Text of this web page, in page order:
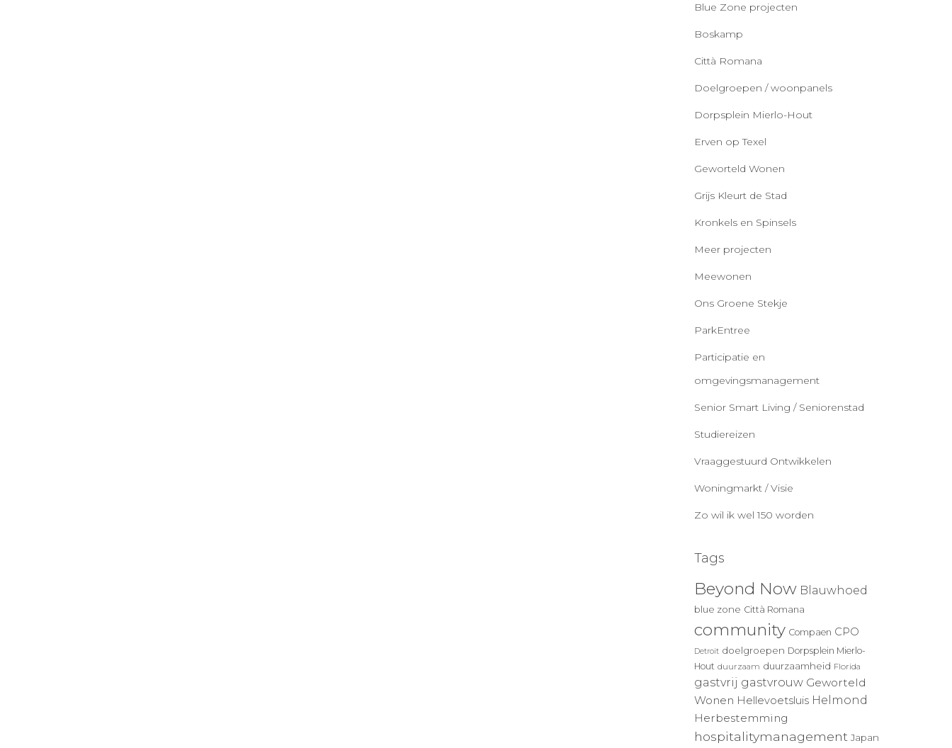
Blue Zone projecten
Boskamp
Città Romana
Doelgroepen / woonpanels
Dorpsplein Mierlo-Hout
Erven op Texel
Geworteld Wonen
Grijs Kleurt de Stad
Kronkels en Spinsels
Meer projecten
Meewonen
Ons Groene Stekje
ParkEntree
Participatie en
omgevingsmanagement
Senior Smart Living / Seniorenstad
Studiereizen
Vraaggestuurd Ontwikkelen
Woningmarkt / Visie
Zo wil ik wel 150 worden
Tags
Beyond Now Blauwhoed
blue zone Città Romana
community Compaen CPO
Detroit doelgroepen Dorpsplein Mierlo-
Hout duurzaam duurzaamheid Florida
gastvrij gastvrouw Geworteld
Wonen Hellevoetsluis Helmond
Herbestemming
hospitalitymanagement Japan